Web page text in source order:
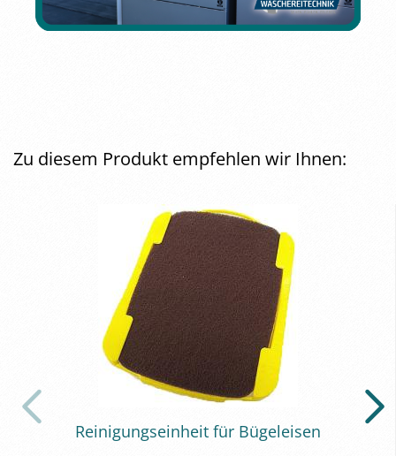
Zu diesem Produkt empfehlen wir Ihnen:
Rei­ni­gungs­ein­heit für Bü­gel­eisen